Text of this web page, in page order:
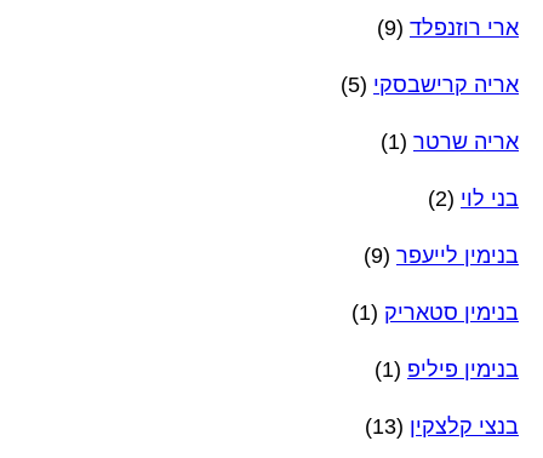
ארי רוזנפלד (9)
אריה קרישבסקי (5)
אריה שרטר (1)
בני לוי (2)
בנימין לייעפר (9)
בנימין סטאריק (1)
בנימין פיליפ (1)
בנצי קלצקין (13)